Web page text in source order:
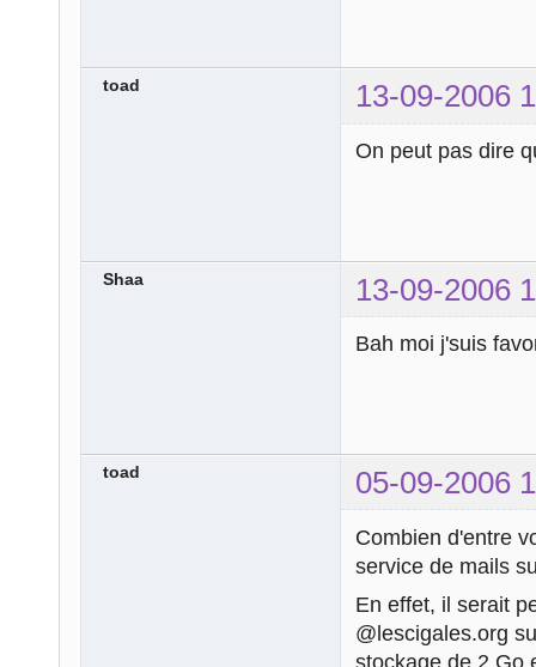
toad 13-09-2006
On peut pas dire
Shaa 13-09-2006
Bah moi j'suis
toad 05-09-2006
Combien d'entre
service de mails
En effet, il serait
@lescigales.org
stockage de 2 Go